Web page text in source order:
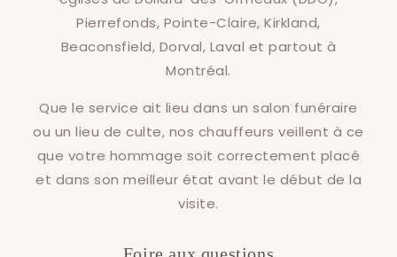
Pierrefonds, Pointe-Claire, Kirkland,
Beaconsfield, Dorval, Laval et partout à
Montréal.
Que le service ait lieu dans un salon funéraire
ou un lieu de culte, nos chauffeurs veillent à ce
que votre hommage soit correctement placé
et dans son meilleur état avant le début de la
visite.